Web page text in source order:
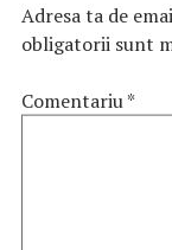
Adresa ta de
obligatorii sunt
Comentariu*